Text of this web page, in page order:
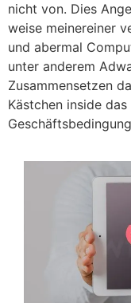
nicht von. Dies
weise meinereiner
und abermal
unter anderem
Zusammensetzen
Kästchen inside